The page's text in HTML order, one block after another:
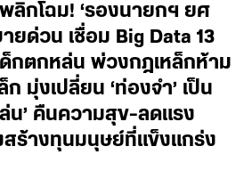
ลิกโฉม! ‘รองนายกฯ ยศ
ยด่วน เชื่อม Big Data 13
กตกหล่น พ่วงกฎเหล็กห้าม
มุ่งเปลี่ยน ‘ท่องจำ’ เป็น
ล่น’ คืนความสุข-ลดแรง
ร้างทุนมนุษย์ที่แข็งแกร่ง